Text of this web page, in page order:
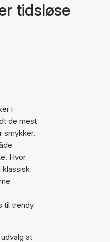
tidsløse
i
de mest
smykker.
Hvor
klassisk
til trendy
at